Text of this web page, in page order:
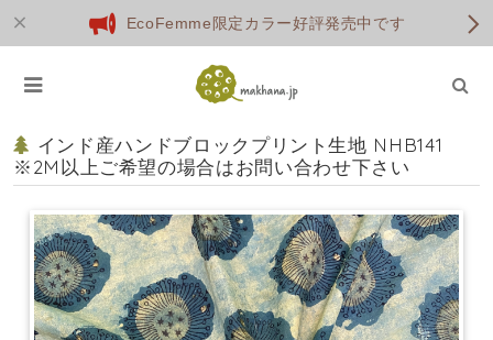
EcoFemme限定カラー好評発売中です
インド産ハンドブロックプリント生地 NHB141
※2M以上ご希望の場合はお問い合わせ下さい